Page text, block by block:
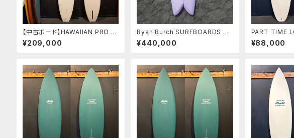
【中古ボード】HAWAIIAN PRO D
ESIGNS MODEL-T 9'6" ドナ
ルドタカヤマ ノーズライダー
¥209,000
Ryan Burch SURFBOARDS SQ
UIT FISH 6’3” ライアンバーチ ス
クイットフィッシュ カリフォルニ
¥440,000
PART TIME
RDS 『THE
HP SHORT
¥88,000